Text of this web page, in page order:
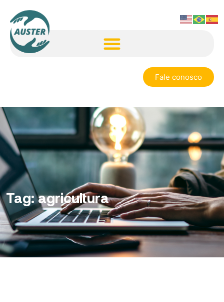
Fale conosco
Tag:agricultura